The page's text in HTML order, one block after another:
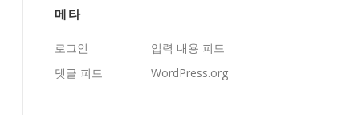
메타
로그인
입력 내용 피드
댓글 피드
WordPress.org